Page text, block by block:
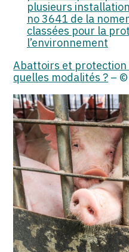
plusieurs
no 3641 de la
classées pour la
l’environnement
Abattoirs et protection
quelles modalités ? – ©